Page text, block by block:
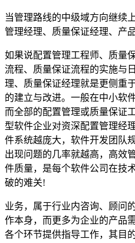
当管理路线的中级域方向继续
管理经理、质量保证经理、产
如果说配置管理工程师、质量
流程、质量保证流程的实施与
理、质量保证经理就是更侧重
的建立与改进。一般在中小软
而全部的配置管理或质量保证
型软件企业对资深配置管理经
件系统越庞大，软件开发团队
出现问题的几率就越高，高效
件质量，是每个软件公司在技
破的难关!
业务，属于行业内咨询、顾问
作本身，而更多为企业的产品
各个环节提供指导工作，其目